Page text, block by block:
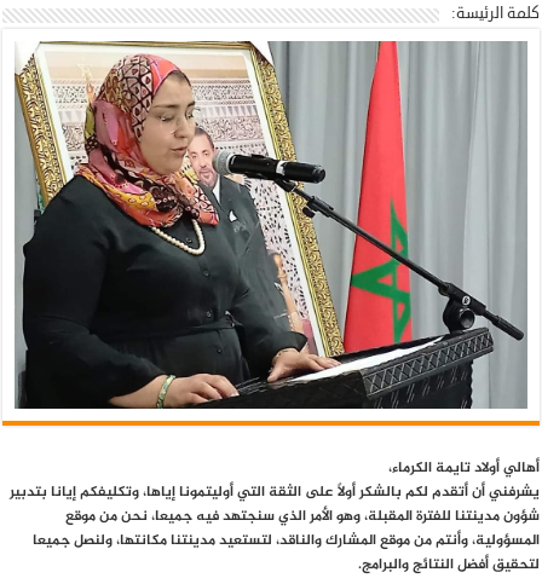
كلمة الرئيسة:
أهالي أولاد تايمة الكرماء،
يشرفني أن أتقدم لكم بالشكر أولاً على الثقة التي أوليتمونا إياها، وتكليفكم إيانا بتدبير
شؤون مدينتنا للفترة المقبلة، وهو الأمر الذي سنجتهد فيه جميعا، نحن من موقع
المسؤولية، وأنتم من موقع المشارك والناقد، لتستعيد مدينتنا مكانتها، ولنصل جميعا
لتحقيق أفضل النتائج والبرامج.